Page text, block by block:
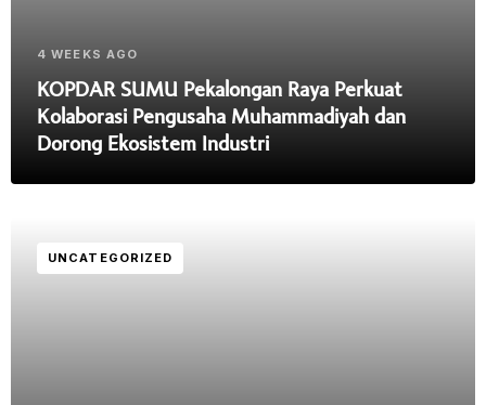
4 WEEKS AGO
KOPDAR SUMU Pekalongan Raya Perkuat
Kolaborasi Pengusaha Muhammadiyah dan
Dorong Ekosistem Industri
UNCATEGORIZED